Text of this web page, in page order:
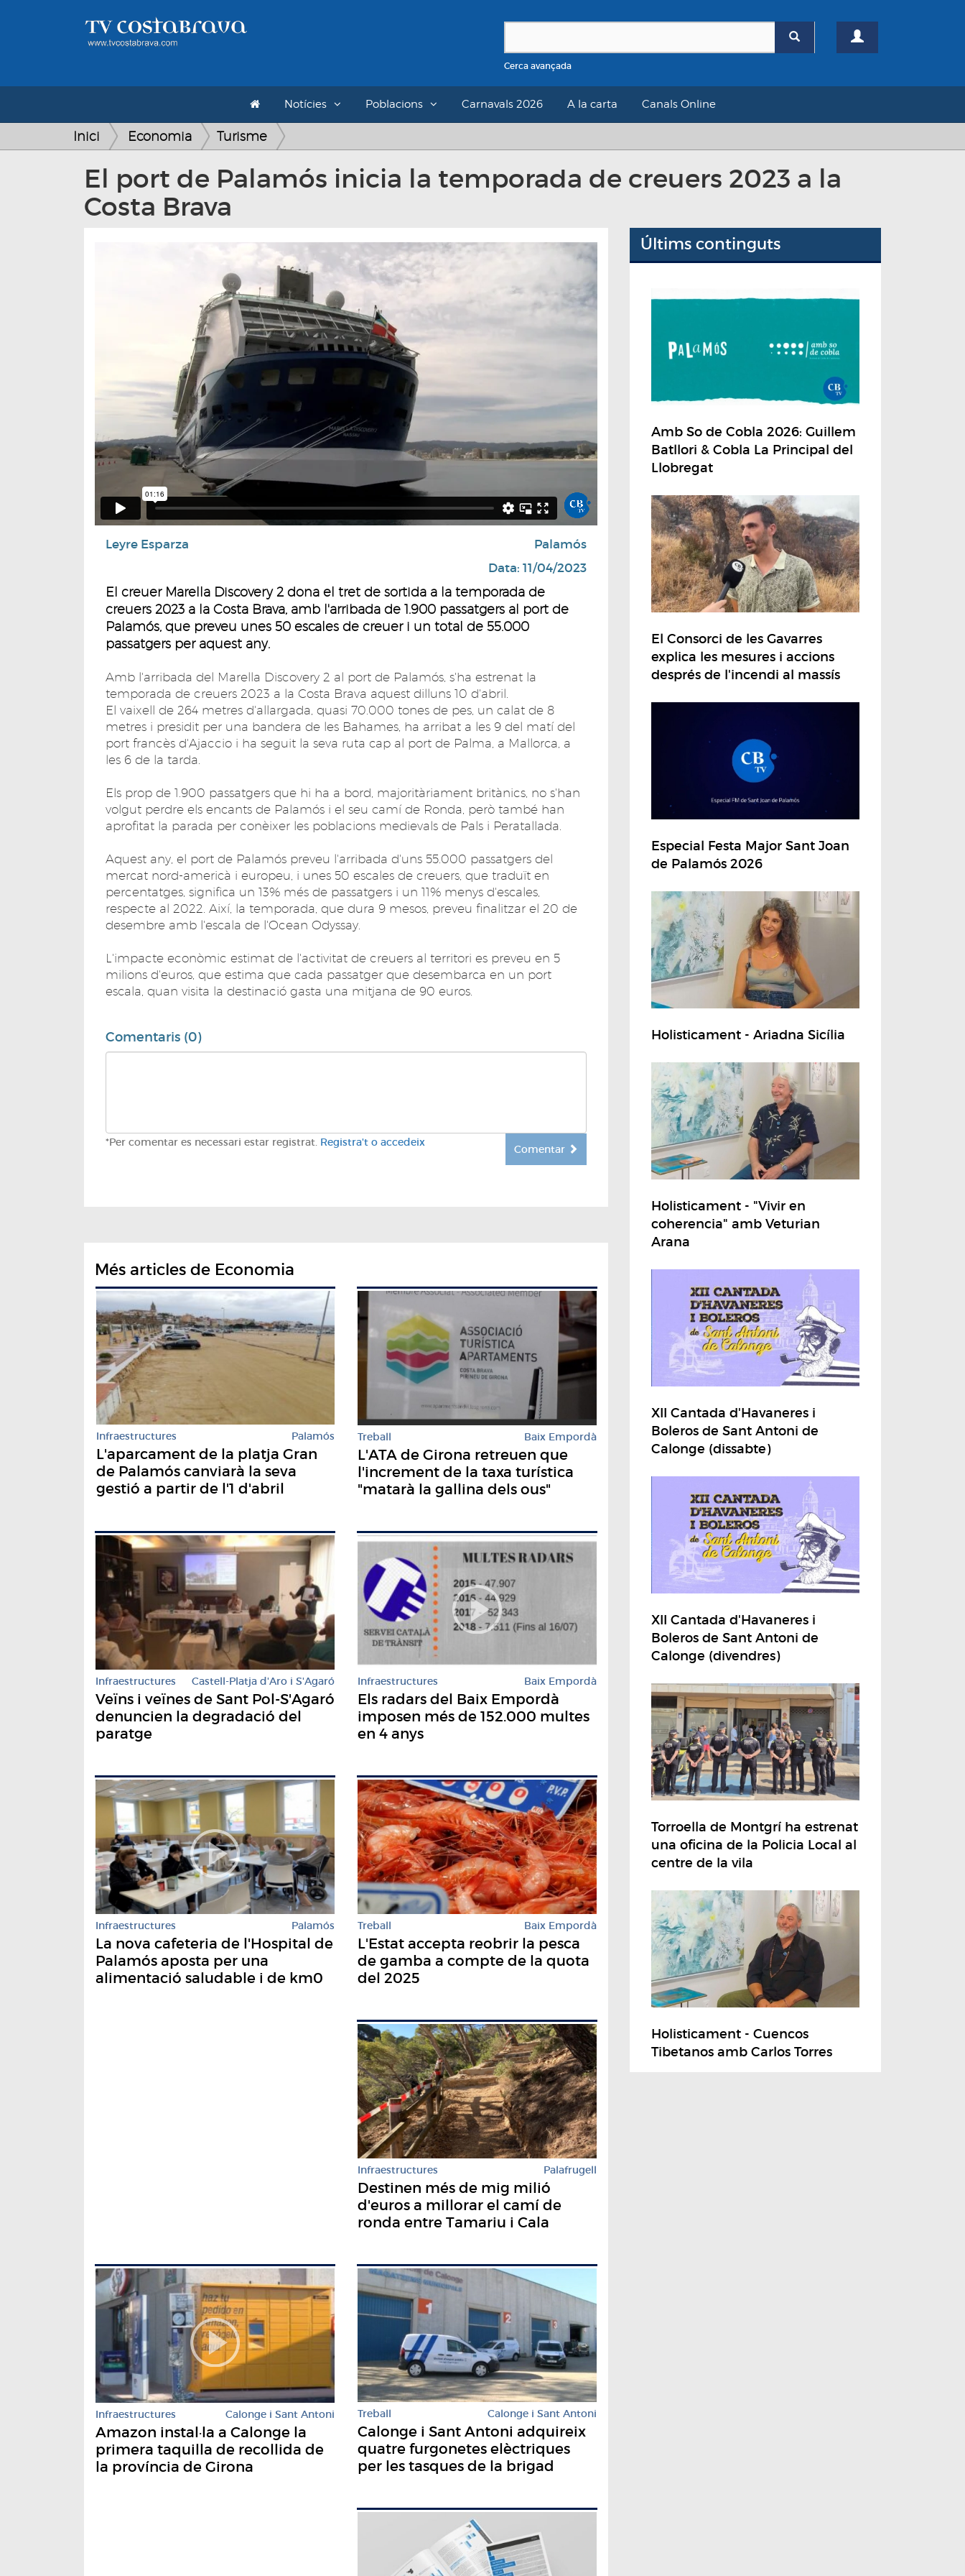
Cerca avançada
Notícies Poblacions Carnavals 2026 A la carta Canals Online
Inici Economia Turisme
El port de Palamós inicia la temporada de creuers 2023 a la
Costa Brava
Leyre Esparza
Palamós
Data: 11/04/2023
El creuer Marella Discovery 2 dona el tret de sortida a la temporada de
creuers 2023 a la Costa Brava, amb l'arribada de 1.900 passatgers al port de
Palamós, que preveu unes 50 escales de creuer i un total de 55.000
passatgers per aquest any.
Amb l'arribada del Marella Discovery 2 al port de Palamós, s'ha estrenat la
temporada de creuers 2023 a la Costa Brava aquest dilluns 10 d'abril.
El vaixell de 264 metres d'allargada, quasi 70.000 tones de pes, un calat de 8
metres i presidit per una bandera de les Bahames, ha arribat a les 9 del matí del
port francès d'Ajaccio i ha seguit la seva ruta cap al port de Palma, a Mallorca, a
les 6 de la tarda.
Els prop de 1.900 passatgers que hi ha a bord, majoritàriament britànics, no s'han
volgut perdre els encants de Palamós i el seu camí de Ronda, però també han
aprofitat la parada per conèixer les poblacions medievals de Pals i Peratallada.
Aquest any, el port de Palamós preveu l'arribada d'uns 55.000 passatgers del
mercat nord-americà i europeu, i unes 50 escales de creuers, que traduït en
percentatges, significa un 13% més de passatgers i un 11% menys d'escales,
respecte al 2022. Així, la temporada, que dura 9 mesos, preveu finalitzar el 20 de
desembre amb l'escala de l'Ocean Odyssay.
L'impacte econòmic estimat de l'activitat de creuers al territori es preveu en 5
milions d'euros, que estima que cada passatger que desembarca en un port
escala, quan visita la destinació gasta una mitjana de 90 euros.
Comentaris (0)
*Per comentar es necessari estar registrat. Registra't o accedeix
Comentar
Més articles de Economia
Infraestructures Palamós
L'aparcament de la platja Gran
de Palamós canviarà la seva
gestió a partir de l'1 d'abril
Treball Baix Empordà
L'ATA de Girona retreuen que
l'increment de la taxa turística
"matarà la gallina dels ous"
Infraestructures Castell-Platja d'Aro i S'Agaró
Veïns i veïnes de Sant Pol-S'Agaró
denuncien la degradació del
paratge
Infraestructures Baix Empordà
Els radars del Baix Empordà
imposen més de 152.000 multes
en 4 anys
Infraestructures Palamós
La nova cafeteria de l'Hospital de
Palamós aposta per una
alimentació saludable i de km0
Treball Baix Empordà
L'Estat accepta reobrir la pesca
de gamba a compte de la quota
del 2025
Infraestructures Palafrugell
Destinen més de mig milió
d'euros a millorar el camí de
ronda entre Tamariu i Cala
Infraestructures Calonge i Sant Antoni
Amazon instal·la a Calonge la
primera taquilla de recollida de
la província de Girona
Treball Calonge i Sant Antoni
Calonge i Sant Antoni adquireix
quatre furgonetes elèctriques
per les tasques de la brigad
Últims continguts
Amb So de Cobla 2026: Guillem
Batllori & Cobla La Principal del
Llobregat
El Consorci de les Gavarres
explica les mesures i accions
després de l'incendi al massís
Especial Festa Major Sant Joan
de Palamós 2026
Holisticament - Ariadna Sicília
Holisticament - "Vivir en
coherencia" amb Veturian
Arana
XII Cantada d'Havaneres i
Boleros de Sant Antoni de
Calonge (dissabte)
XII Cantada d'Havaneres i
Boleros de Sant Antoni de
Calonge (divendres)
Torroella de Montgrí ha estrenat
una oficina de la Policia Local al
centre de la vila
Holisticament - Cuencos
Tibetanos amb Carlos Torres